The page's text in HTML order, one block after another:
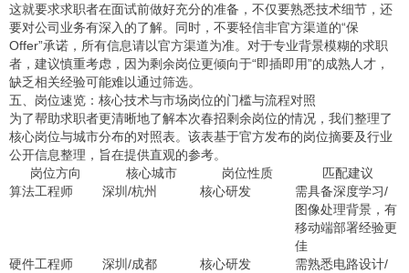
这就要求求职者在面试前做好充分的准备，不仅要熟悉技术细节，还
要对公司业务有深入的了解。同时，不要轻信非官方渠道的“保
Offer”承诺，所有信息请以官方渠道为准。对于专业背景模糊的求职
者，建议慎重考虑，因为剩余岗位更倾向于“即插即用”的成熟人才，
缺乏相关经验可能难以通过筛选。
五、岗位速览：核心技术与市场岗位的门槛与流程对照
为了帮助求职者更清晰地了解本次春招剩余岗位的情况，我们整理了
核心岗位与城市分布的对照表。该表基于官方发布的岗位摘要及行业
公开信息整理，旨在提供直观的参考。
岗位方向
核心城市 岗位性质
匹配建议
算法工程师
深圳/杭州 核心研发
需具备深度学习/
图像处理背景，有
移动端部署经验更
佳
硬件工程师
深圳/成都 核心研发 需熟悉电路设计/